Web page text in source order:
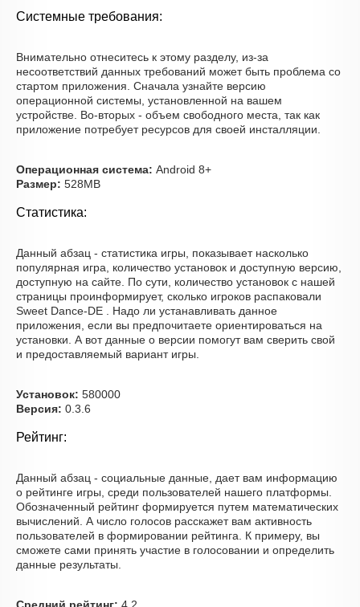
Системные требования:
Внимательно отнеситесь к этому разделу, из-за
несоответствий данных требований может быть проблема со
стартом приложения. Сначала узнайте версию
операционной системы, установленной на вашем
устройстве. Во-вторых - объем свободного места, так как
приложение потребует ресурсов для своей инсталляции.
Операционная система: Android 8+
Размер: 528MB
Статистика:
Данный абзац - статистика игры, показывает насколько
популярная игра, количество установок и доступную версию,
доступную на сайте. По сути, количество установок с нашей
страницы проинформирует, сколько игроков распаковали
Sweet Dance-DE . Надо ли устанавливать данное
приложения, если вы предпочитаете ориентироваться на
установки. А вот данные о версии помогут вам сверить свой
и предоставляемый вариант игры.
Установок: 580000
Версия: 0.3.6
Рейтинг:
Данный абзац - социальные данные, дает вам информацию
о рейтинге игры, среди пользователей нашего платформы.
Обозначенный рейтинг формируется путем математических
вычислений. А число голосов расскажет вам активность
пользователей в формировании рейтинга. К примеру, вы
сможете сами принять участие в голосовании и определить
данные результаты.